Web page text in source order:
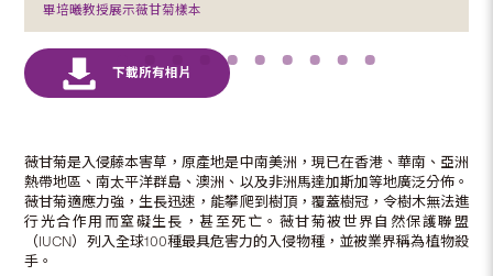
畢培曦教授展示薇甘菊樣本
薇甘菊是入侵藤本害草，原產地是中南美洲，現已在香港、華南、亞洲
熱帶地區、南太平洋群島、澳洲、以及非洲馬達加斯加等地廣泛分佈。
薇甘菊適應力強，生長迅速，能攀爬到樹頂，覆蓋樹冠，令樹木無法進
行光合作用而窒礙生長，甚至死亡。薇甘菊被世界自然保護聯盟
（IUCN）列入全球100種最具危害力的入侵物種，並被業界稱為植物殺
手。